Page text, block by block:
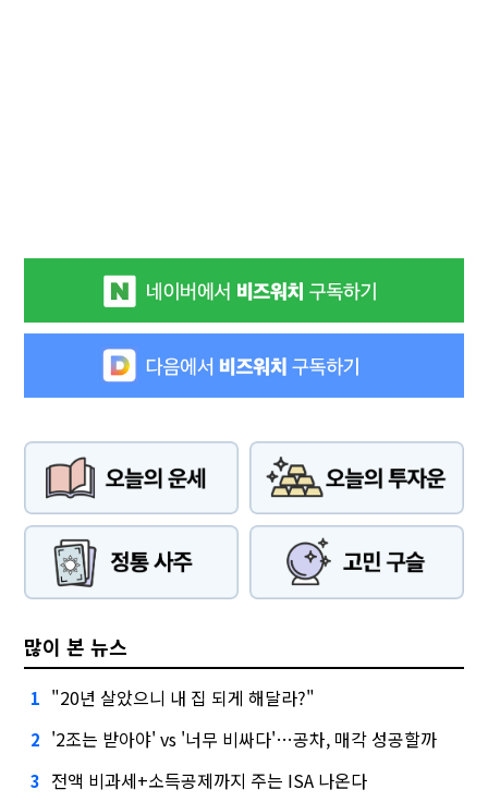
많이 본 뉴스
1 "20년 살았으니 내 집 되게 해달라?"
2 '2조는 받아야' vs '너무 비싸다'…공차, 매각 성공할까
3 전액 비과세+소득공제까지 주는 ISA 나온다